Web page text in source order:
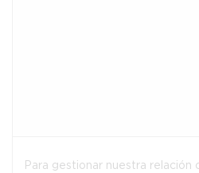
Para gestionar nuestra relación